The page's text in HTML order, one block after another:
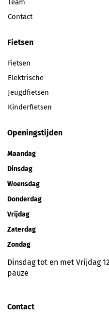
Team
Contact
Fietsen
Fietsen
Elektrische
Jeugdfietsen
Kinderfietsen
Openingstijden
Maandag
Dinsdag
Woensdag
Donderdag
Vrijdag
Zaterdag
Zondag
Dinsdag tot en met Vrijdag
pauze
Contact